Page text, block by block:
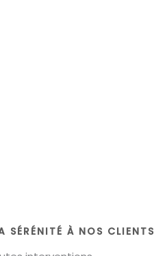
SÉRÉNITÉ À NOS CLIENTS